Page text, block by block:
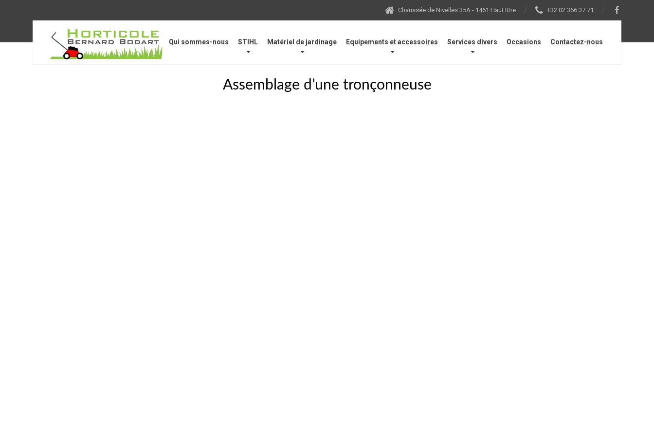
Chaussée de Nivelles 35A - 1461 Haut Ittre +32 02 366 37 71
Qui sommes-nous STIHL Matériel de jardinage Equipements et accessoires Services divers Occasions Contactez-nous
Assemblage d’une tronçonneuse